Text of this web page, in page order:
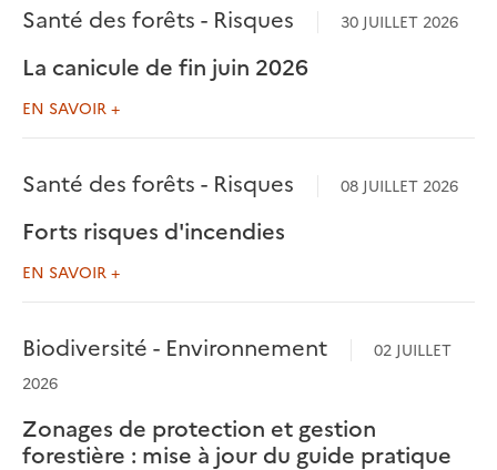
Santé des forêts - Risques 30 JUILLET 2026
La canicule de fin juin 2026
EN SAVOIR +
Santé des forêts - Risques 08 JUILLET 2026
Forts risques d'incendies
EN SAVOIR +
Biodiversité - Environnement
02 JUILLET
2026
Zonages de protection et gestion
forestière : mise à jour du guide pratique